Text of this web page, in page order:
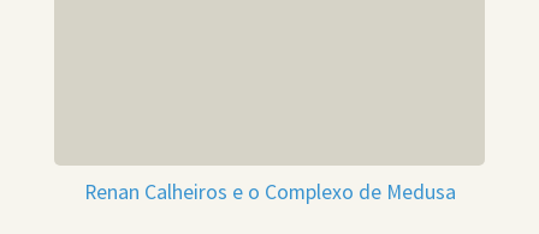
Renan Calheiros e o Complexo de Medusa